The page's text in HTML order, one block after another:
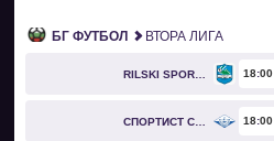
БГ ФУТБОЛ ВТОРА ЛИГА
RILSKI SPORTIST 18 00
СПОРТИСТ СВОГЕ 18 00